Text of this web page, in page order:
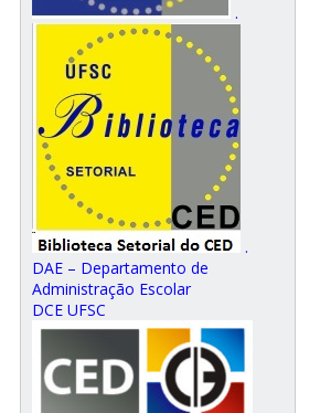
.
.
DAE – Departamento de
Administração Escolar
DCE UFSC